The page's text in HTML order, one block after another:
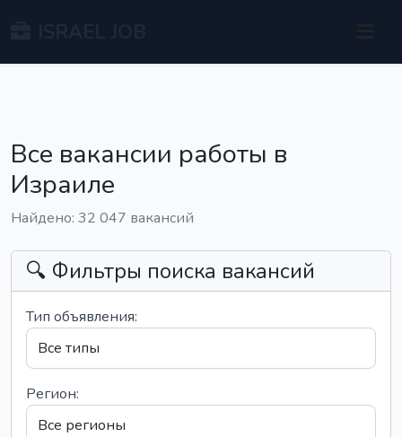
Все вакансии работы в
Израиле
Найдено: 32 047 вакансий
🔍 Фильтры поиска вакансий
Тип объявления:
Регион: